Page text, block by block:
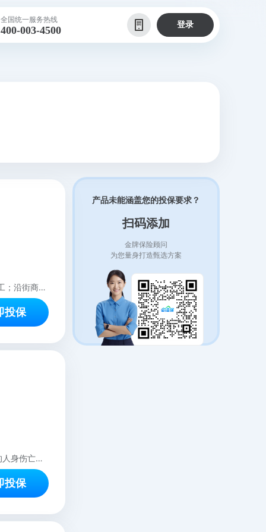
全国统一服务热线
400-003-4500 登录
购物中心及写字楼的商户装修、撤柜拆除、围挡搭建、舞台/展台搭建、公共区域施工；沿街商铺的室内装修、撤柜拆除、围挡搭建
投保
购物中心、写字楼、沿街商铺内商户经营期间，因发生意外事故而造成第三方公众的人身伤亡、财产损失，由被保险人承担经济赔偿的责任。（具体详见：产品须知、免责声明、保险条款）
投保
产品未能涵盖您的投保要求？
扫码添加
金牌保险顾问
为您量身打造甄选方案